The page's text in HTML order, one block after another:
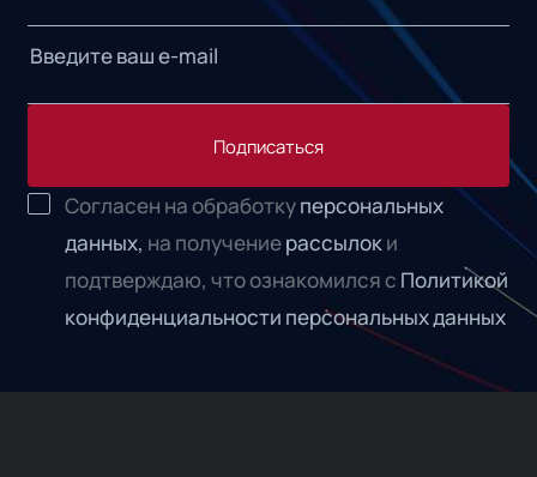
Подписаться
Согласен на обработкуперсональных
данных, на получениерассылоки
подтверждаю, что ознакомился с Политикой
конфиденциальности персональных данных